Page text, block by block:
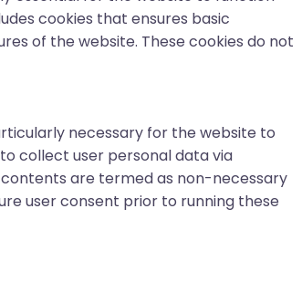
cookies that ensures basic
of the website. These cookies do not
necessary for the website to
collect user personal data via
are termed as non-necessary
user consent prior to running these